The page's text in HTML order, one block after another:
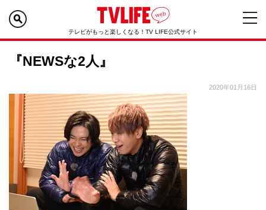
テレビがもっと楽しくなる！TV LIFE公式サイト
『NEWSな2人』
2020年01月16日